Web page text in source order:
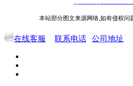
本站部分图文来源网络,如有侵权问
在线客服 联系电话 公司地址